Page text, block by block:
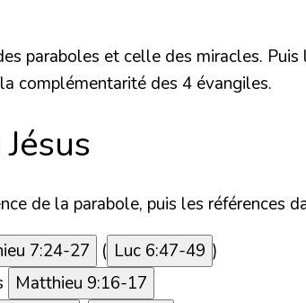
paraboles et celle des miracles.
complémentarité des 4 évangiles.
de la parabole, puis les références
7:24-27 ( Luc 6:47-49 )
Matthieu 9:16-17